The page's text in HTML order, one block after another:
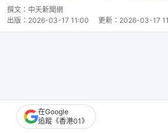
撰文： 中天新聞網
出版： 2026-03-17 11:00 更新： 2026-03-17
在Google
追蹤《香港01》